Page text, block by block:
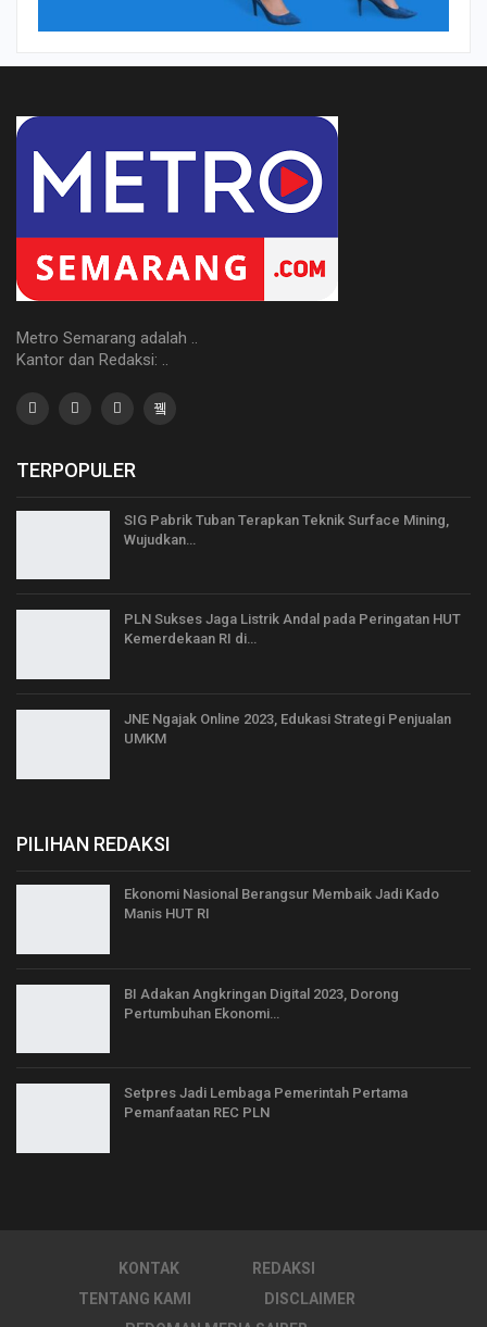
Metro Semarang adalah ..
Kantor dan Redaksi: ..
TERPOPULER
SIG Pabrik Tuban Terapkan Teknik Surface Mining,
Wujudkan…
PLN Sukses Jaga Listrik Andal pada Peringatan HUT
Kemerdekaan RI di…
JNE Ngajak Online 2023, Edukasi Strategi Penjualan
UMKM
PILIHAN REDAKSI
Ekonomi Nasional Berangsur Membaik Jadi Kado
Manis HUT RI
BI Adakan Angkringan Digital 2023, Dorong
Pertumbuhan Ekonomi…
Setpres Jadi Lembaga Pemerintah Pertama
Pemanfaatan REC PLN
KONTAK
REDAKSI
TENTANG KAMI
DISCLAIMER